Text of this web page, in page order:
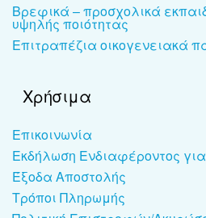
Βρεφικά – προσχολικά
υψηλής ποιότητας
Επιτραπέζια οικογενειακά
Χρήσιμα
Επικοινωνία
Εκδήλωση Ενδιαφέροντος
Έξοδα Αποστολής
Τρόποι Πληρωμής